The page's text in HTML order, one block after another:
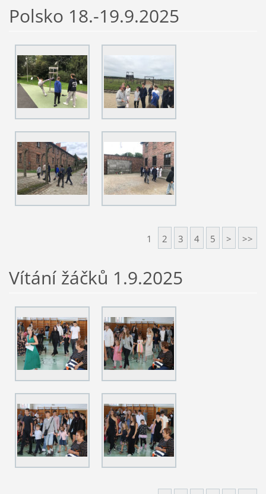
Polsko 18.-19.9.2025
1 2 3 4 5 > >>
Vítání žáčků 1.9.2025